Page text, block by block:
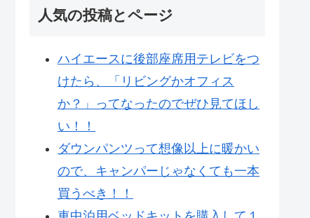
人気の投稿とページ
ハイエースに後部座席用テレビをつ
けたら、「リビングかオフィス
か？」ってなったのでぜひ見てほし
い！！
ダウンパンツって想像以上に暖かい
ので、キャンパーじゃなくても一本
買うべき！！